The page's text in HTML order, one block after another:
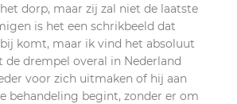
dorp, maar zij zal niet de laatste
is het een schrikbeeld dat
komt, maar ik vind het absoluut
de drempel overal in Nederland
voor zich uitmaken of hij aan
behandeling begint, zonder er om